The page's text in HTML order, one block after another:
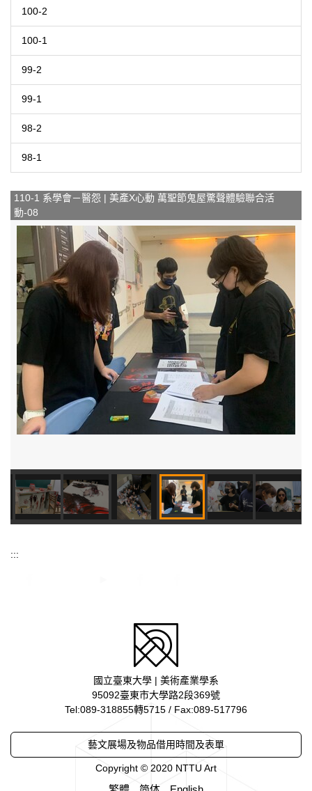
100-2
100-1
99-2
99-1
98-2
98-1
110-1 系學會－醫怨 | 美產X心動 萬聖節鬼屋驚聲體驗聯合活
動-08
:::
國立臺東大學 | 美術產業學系
95092臺東市大學路2段369號
Tel:089-318855轉5715 / Fax:089-517796
藝文展場及物品借用時間及表單
Copyright © 2020 NTTU Art